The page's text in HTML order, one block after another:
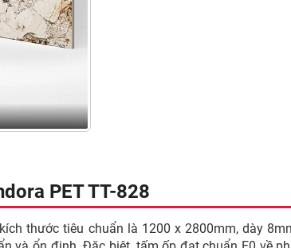
PET TT-828
thước tiêu chuẩn là 1200 x 2800mm, dày